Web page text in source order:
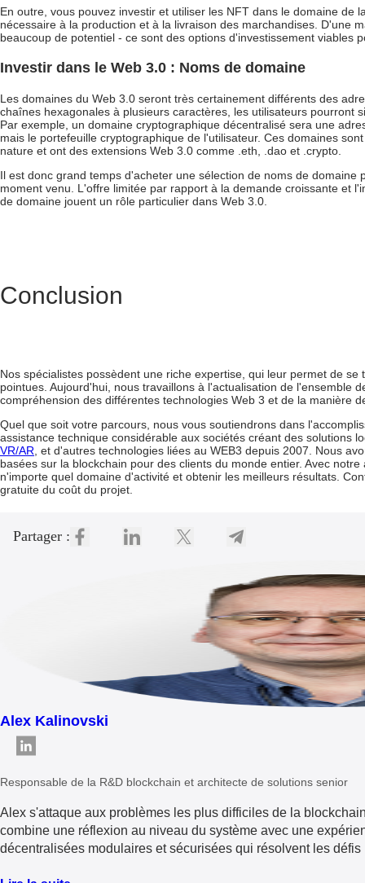
En outre, vous pouvez investir et utiliser les NFT dans le domaine de
nécessaire à la production et à la livraison des marchandises. D'une
beaucoup de potentiel - ce sont des options d'investissement viables
Investir dans le Web 3.0 : Noms de domaine
Les domaines du Web 3.0 seront très certainement différents des
chaînes hexagonales à plusieurs caractères, les utilisateurs pourront
Par exemple, un domaine cryptographique décentralisé sera une
mais le portefeuille cryptographique de l'utilisateur. Ces domaines
nature et ont des extensions Web 3.0 comme .eth, .dao et .crypto.
Il est donc grand temps d'acheter une sélection de noms de
moment venu. L'offre limitée par rapport à la demande croissante et
de domaine jouent un rôle particulier dans Web 3.0.
Conclusion
Nos spécialistes possèdent une riche expertise, qui leur permet de
pointues. Aujourd'hui, nous travaillons à l'actualisation de l'ensemble
compréhension des différentes technologies Web 3 et de la manière
Quel que soit votre parcours, nous vous soutiendrons dans
assistance technique considérable aux sociétés créant des solutions
VR/AR, et d'autres technologies liées au WEB3 depuis 2007. Nous
basées sur la blockchain pour des clients du monde entier. Avec
n'importe quel domaine d'activité et obtenir les meilleurs résultats.
gratuite du coût du projet.
Partager :
Alex Kalinovski
Responsable de la R&D blockchain et architecte de solutions senior
Alex s'attaque aux problèmes les plus difficiles de la
combine une réflexion au niveau du système avec une
décentralisées modulaires et sécurisées qui résolvent les